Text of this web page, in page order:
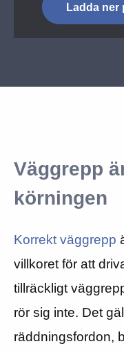
Ladda ner
Väggrepp
körningen
Korrekt väggrepp
villkoret för att
tillräckligt
rör sig inte. Det
räddningsfordon,